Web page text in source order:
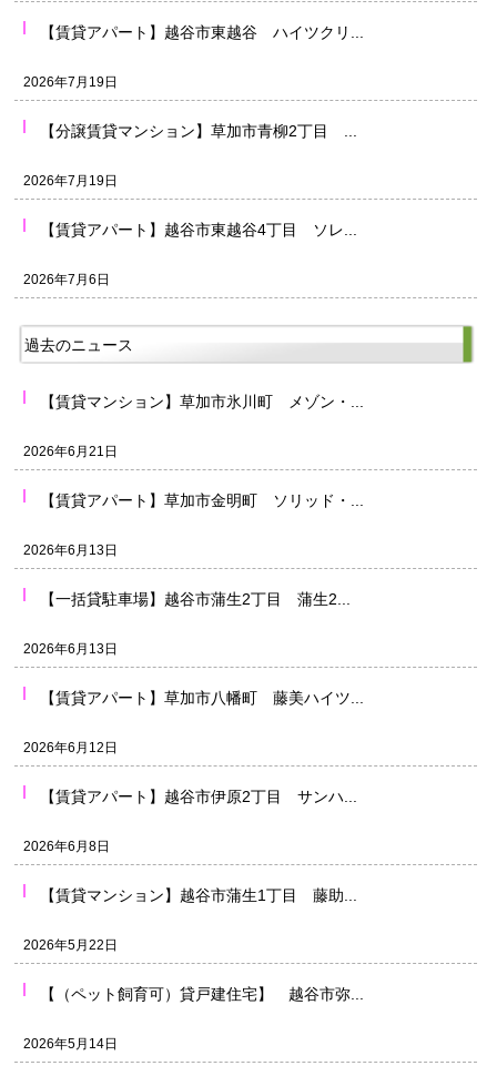
【賃貸アパート】越谷市東越谷 ハイツクリ...
2026年7月19日
【分譲賃貸マンション】草加市青柳2丁目 ...
2026年7月19日
【賃貸アパート】越谷市東越谷4丁目 ソレ...
2026年7月6日
過去のニュース
【賃貸マンション】草加市氷川町 メゾン・...
2026年6月21日
【賃貸アパート】草加市金明町 ソリッド・...
2026年6月13日
【一括貸駐車場】越谷市蒲生2丁目 蒲生2...
2026年6月13日
【賃貸アパート】草加市八幡町 藤美ハイツ...
2026年6月12日
【賃貸アパート】越谷市伊原2丁目 サンハ...
2026年6月8日
【賃貸マンション】越谷市蒲生1丁目 藤助...
2026年5月22日
【（ペット飼育可）貸戸建住宅】 越谷市弥...
2026年5月14日